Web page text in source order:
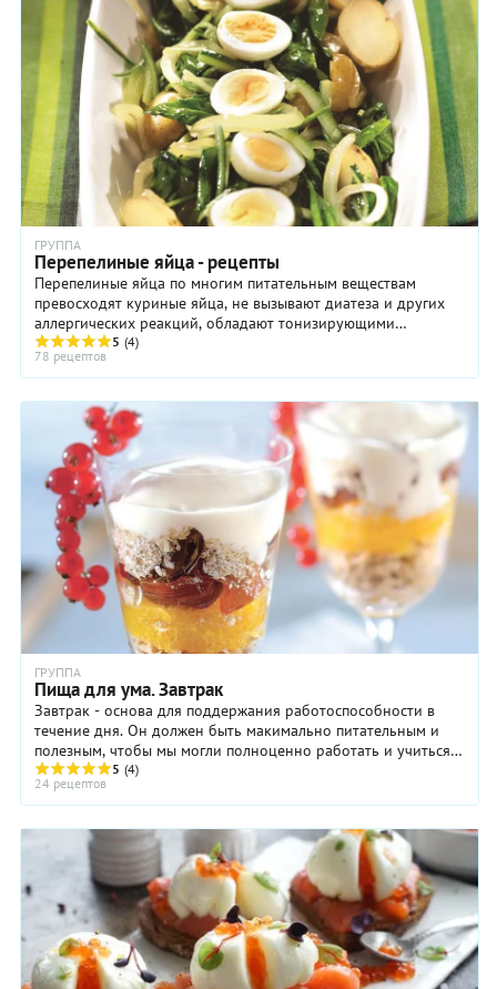
ГРУППА
Перепелиные яйца - рецепты
Перепелиные яйца по многим питательным веществам
превосходят куриные яйца, не вызывают диатеза и других
аллергических реакций, обладают тонизирующими
свойствами.5 (4)
78 рецептов
ГРУППА
Пища для ума. Завтрак
Завтрак - основа для поддержания работоспособности в
течение дня. Он должен быть макимально питательным и
полезным, чтобы мы могли полноценно работать и учиться.
Чтобы поддержать когнитивные ...
5 (4)
24 рецептов